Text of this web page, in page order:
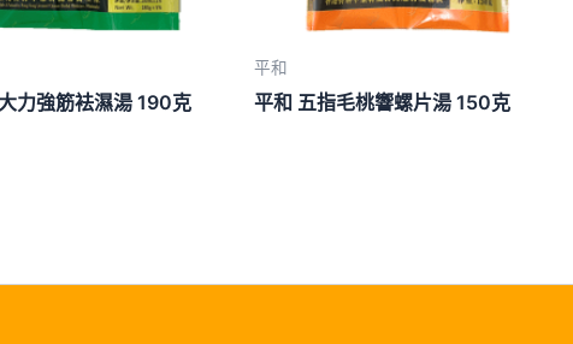
力強筋袪濕湯 190克
平和
平和 五指毛桃響螺片湯 150克